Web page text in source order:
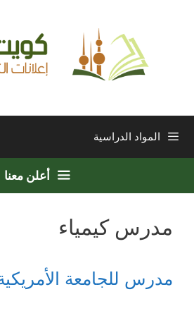
المواد الدراسية
أعلن معنا
مدرس كيمياء
مدرس للجامعة